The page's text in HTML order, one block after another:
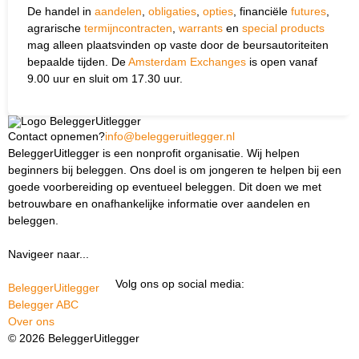
De handel in aandelen obligaties opties , financiële futures
agrarische termijncontracten warrants en special products
mag alleen plaatsvinden op vaste door de beursautoriteiten
bepaalde tijden. DeAmsterdam Exchanges is open vanaf
9.00 uur en sluit om 17.30 uur.
Contact opnemen?info@beleggeruitlegger.nl
BeleggerUitlegger is een nonprofit organisatie. Wij helpen
beginners bij beleggen. Ons doel is om jongeren te helpen bij een
goede voorbereiding op eventueel beleggen. Dit doen we met
betrouwbare en onafhankelijke informatie over aandelen en
beleggen.
Navigeer naar...
BeleggerUitlegger
Belegger ABC
Over ons
Volg ons op social media:
© 2026 BeleggerUitlegger